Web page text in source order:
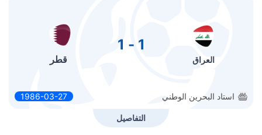
العراق
1 - 1
قطر
استاد البحرين الوطني 1986-03-27
التفاصيل